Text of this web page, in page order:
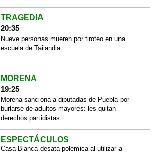
TRAGEDIA
20:35
Nueve personas mueren por tiroteo en una
escuela de Tailandia
MORENA
19:25
Morena sanciona a diputadas de Puebla por
burlarse de adultos mayores: les quitan
derechos partidistas
ESPECTÁCULOS
Casa Blanca desata polémica al utilizar a